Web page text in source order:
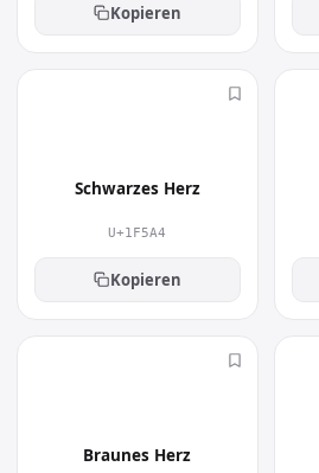
Kopieren
Schwarzes Herz
U+1F5A4
Kopieren
Braunes Herz